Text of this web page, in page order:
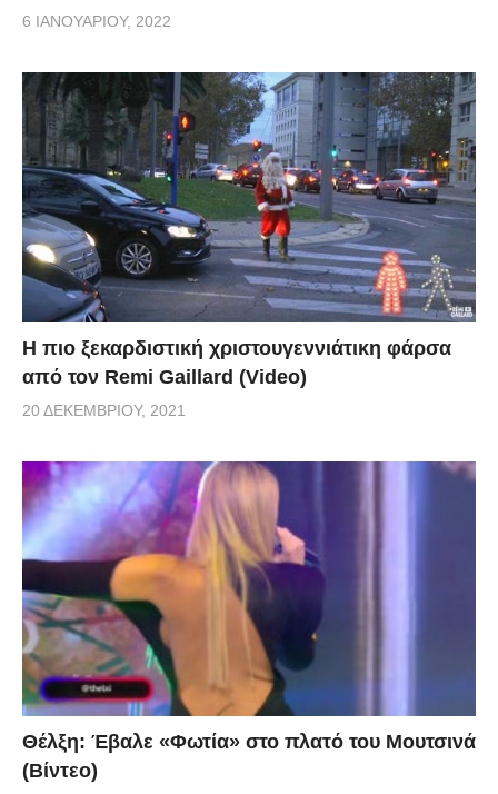
6 ΙΑΝΟΥΑΡΊΟΥ, 2022
Η πιο ξεκαρδιστική χριστουγεννιάτικη φάρσα
από τον Remi Gaillard (Video)
20 ΔΕΚΕΜΒΡΊΟΥ, 2021
Θέλξη: Έβαλε «Φωτία» στο πλατό του Μουτσινά
(Βίντεο)